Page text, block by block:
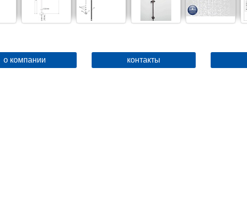
о компании контакты